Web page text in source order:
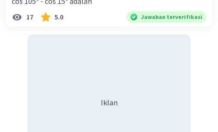
17 5.0 Jawaban terverifikasi
Iklan